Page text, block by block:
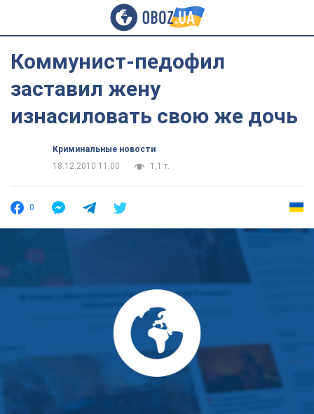
Коммунист-педофил
заставил жену
изнасиловать свою же дочь
Криминальные новости
18.12.2010 11:00
1,1 т.
0